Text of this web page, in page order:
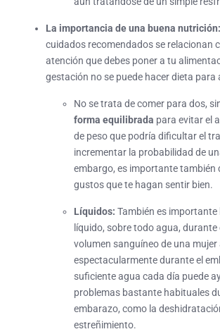
La importancia de una buena nutrición:
cuidados recomendados se relacionan
atención que debes poner a tu
gestación no se puede hacer dieta para
No se trata de comer para dos,
forma equilibrada para evitar el
de peso que podría dificultar el
incrementar la probabilidad de
embargo, es importante también
gustos que te hagan sentir bien.
Líquidos: También es
líquido, sobre todo agua, durante
volumen sanguíneo de una
espectacularmente durante el
suficiente agua cada día puede
problemas bastante habituales
embarazo, como la
estreñimiento.